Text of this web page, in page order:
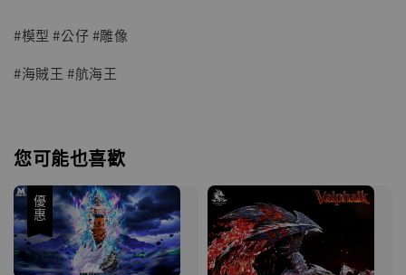
#模型 #公仔 #雕像
#海賊王 #航海王
您可能也喜歡
優惠